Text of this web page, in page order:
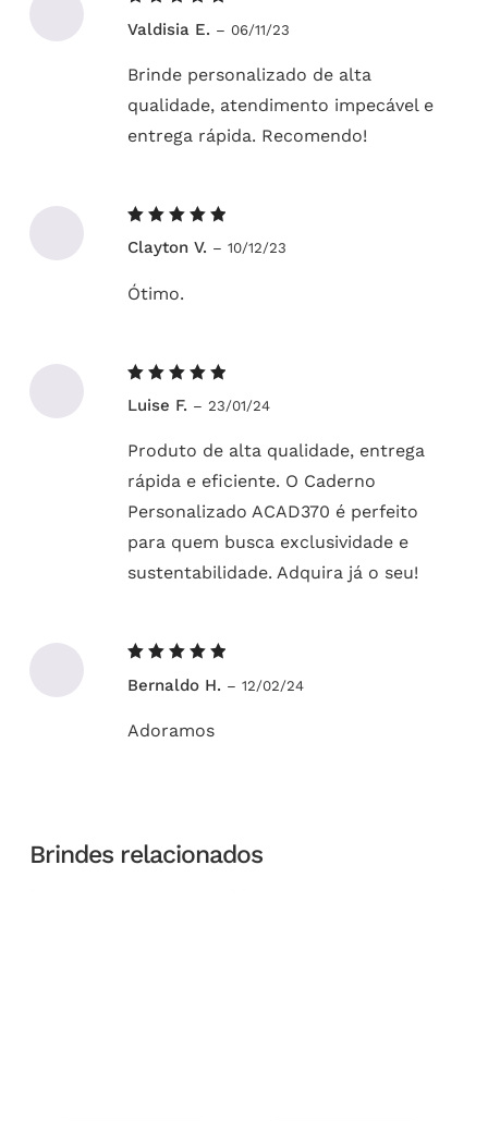
5de 5
Valdisia E. – 06/11/23
Brinde personalizado de alta
qualidade, atendimento impecável e
entrega rápida. Recomendo!
5de 5
Clayton V. – 10/12/23
Ótimo.
5de 5
Luise F. – 23/01/24
Produto de alta qualidade, entrega
rápida e eficiente. O Caderno
Personalizado ACAD370 é perfeito
para quem busca exclusividade e
sustentabilidade. Adquira já o seu!
5de 5
Bernaldo H. – 12/02/24
Adoramos
Brindes relacionados